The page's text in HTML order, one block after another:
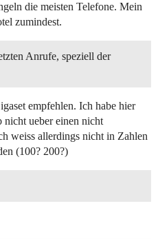
die meisten Telefone. Mein
zumindest.
Anrufe, speziell der
empfehlen. Ich habe hier
nicht ueber einen nicht
weiss allerdings nicht in Zahlen
(100? 200?)